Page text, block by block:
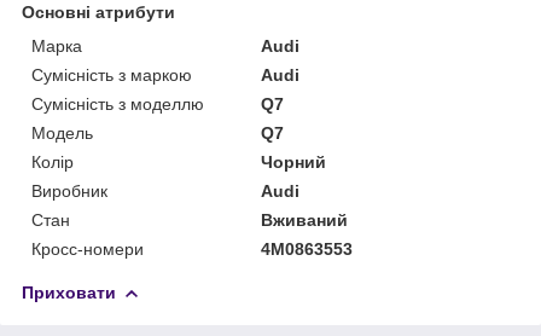
Основні атрибути
Марка
Audi
Сумісність з маркою
Audi
Сумісність з моделлю
Q7
Модель
Q7
Колір
Чорний
Виробник
Audi
Стан
Вживаний
Кросс-номери
4M0863553
Приховати